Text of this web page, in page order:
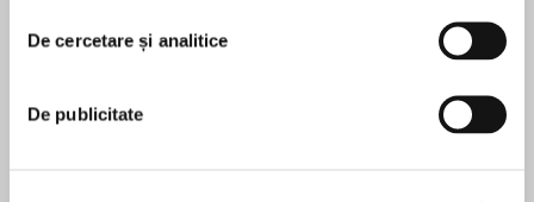
De cercetare și analitice
De publicitate
obsessed!"—Teri Wilson,USA Todaybestselling
author ofA Spot of Trouble
How do you start over when the biggest
mistake of your life has more than one million
În acest moment nu există recenzii
pentru această carte